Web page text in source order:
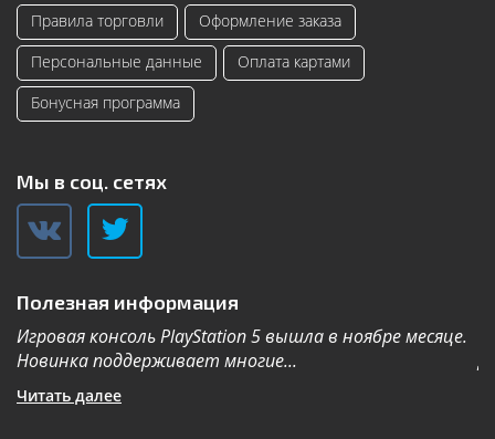
Правила торговли
Оформление заказа
Персональные данные
Оплата картами
Бонусная программа
Мы в соц. сетях
Полезная информация
Игровая консоль PlayStation 5 вышла в ноябре месяце.
Новинка поддерживает многие...
Читать далее